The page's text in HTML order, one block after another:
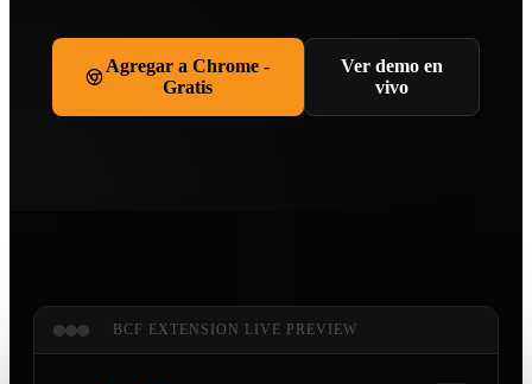
Agregar a Chrome -
Gratis
Ver demo en
vivo
BCF EXTENSION LIVE PREVIEW